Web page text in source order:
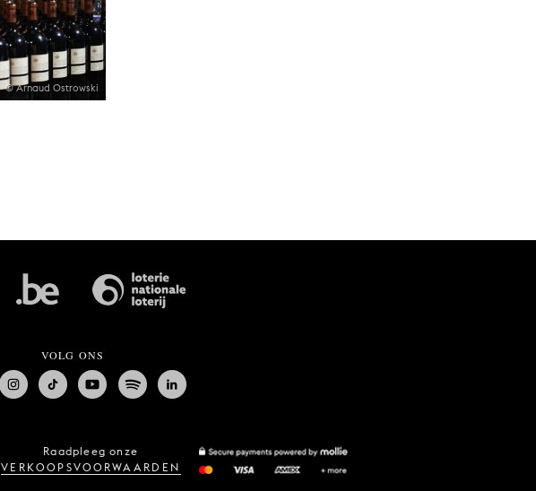
© Arnaud Ostrowski
VOLG ONS
Raadpleeg onze
VERKOOPSVOORWAARDEN